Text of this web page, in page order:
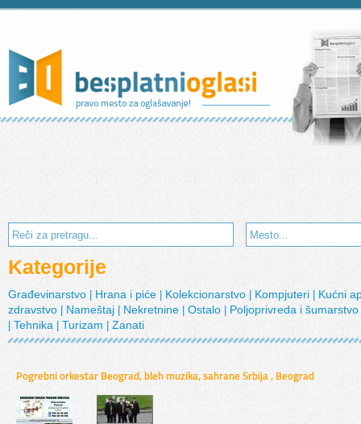
Kategorije
Građevinarstvo Hrana i piće Kolekcionarstvo |Kompjuteri
Kućni
zdravstvo | Nameštaj | Nekretnine Ostalo Poljoprivreda i šumarstvo
|Tehnika|Turizam|Zanati
Pogrebni orkestar Beograd, bleh muzika, sahrane Srbija , Beograd